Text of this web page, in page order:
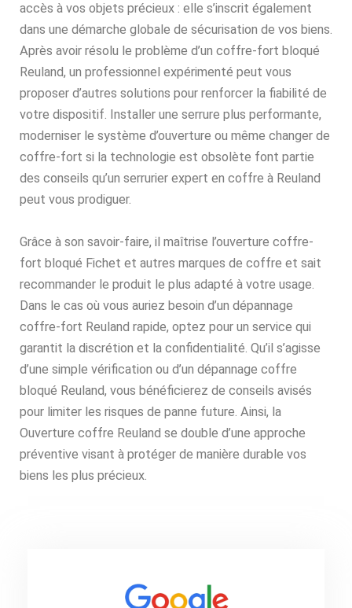
accès à vos objets précieux : elle s’inscrit également
dans une démarche globale de sécurisation de vos biens.
Après avoir résolu le problème d’un coffre-fort bloqué
Reuland, un professionnel expérimenté peut vous
proposer d’autres solutions pour renforcer la fiabilité de
votre dispositif. Installer une serrure plus performante,
moderniser le système d’ouverture ou même changer de
coffre-fort si la technologie est obsolète font partie
des conseils qu’un serrurier expert en coffre à Reuland
peut vous prodiguer.
Grâce à son savoir-faire, il maîtrise l’ouverture coffre-
fort bloqué Fichet et autres marques de coffre et sait
recommander le produit le plus adapté à votre usage.
Dans le cas où vous auriez besoin d’un dépannage
coffre-fort Reuland rapide, optez pour un service qui
garantit la discrétion et la confidentialité. Qu’il s’agisse
d’une simple vérification ou d’un dépannage coffre
bloqué Reuland, vous bénéficierez de conseils avisés
pour limiter les risques de panne future. Ainsi, la
Ouverture coffre Reuland se double d’une approche
préventive visant à protéger de manière durable vos
biens les plus précieux.